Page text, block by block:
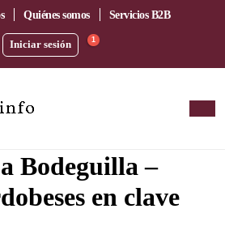
Quiénes somos Servicios B2B
Iniciar sesión 1
Bodeguilla –
en clave